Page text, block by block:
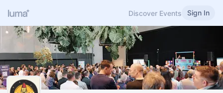
Discover Events Sign In